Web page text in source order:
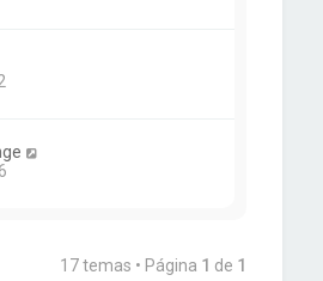
17 temas • Página 1 de 1